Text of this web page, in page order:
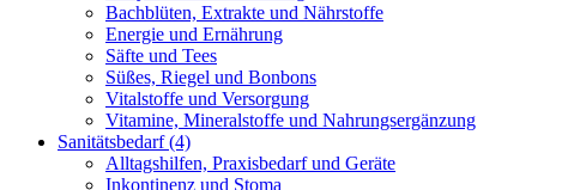
Bachblüten, Extrakte und Nährstoffe
Energie und Ernährung
Säfte und Tees
Süßes, Riegel und Bonbons
Vitalstoffe und Versorgung
Vitamine, Mineralstoffe und Nahrungsergänzung
Sanitätsbedarf(4)
Alltagshilfen, Praxisbedarf und Geräte
Inkontinenz und Stoma